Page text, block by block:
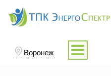
Воронеж